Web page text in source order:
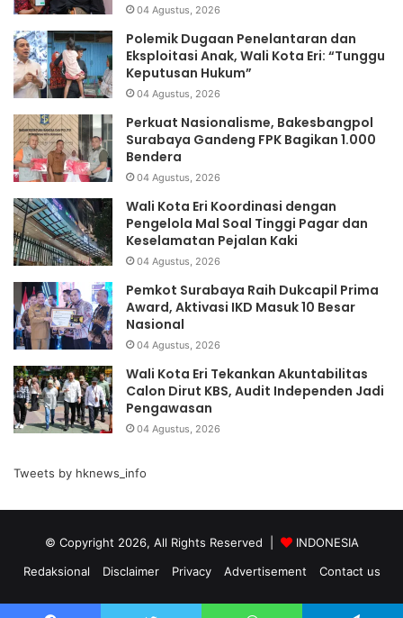
04 Agustus, 2026
Polemik Dugaan Penelantaran dan
Eksploitasi Anak, Wali Kota Eri: “Tunggu
Keputusan Hukum”
04 Agustus, 2026
Perkuat Nasionalisme, Bakesbangpol
Surabaya Gandeng FPK Bagikan 1.000
Bendera
04 Agustus, 2026
Wali Kota Eri Koordinasi dengan
Pengelola Mal Soal Tinggi Pagar dan
Keselamatan Pejalan Kaki
04 Agustus, 2026
Pemkot Surabaya Raih Dukcapil Prima
Award, Aktivasi IKD Masuk 10 Besar
Nasional
04 Agustus, 2026
Wali Kota Eri Tekankan Akuntabilitas
Calon Dirut KBS, Audit Independen Jadi
Pengawasan
04 Agustus, 2026
Tweets by hknews_info
© Copyright 2026, All Rights Reserved |
INDONESIA
Redaksional
Disclaimer Privacy Advertisement Contact us